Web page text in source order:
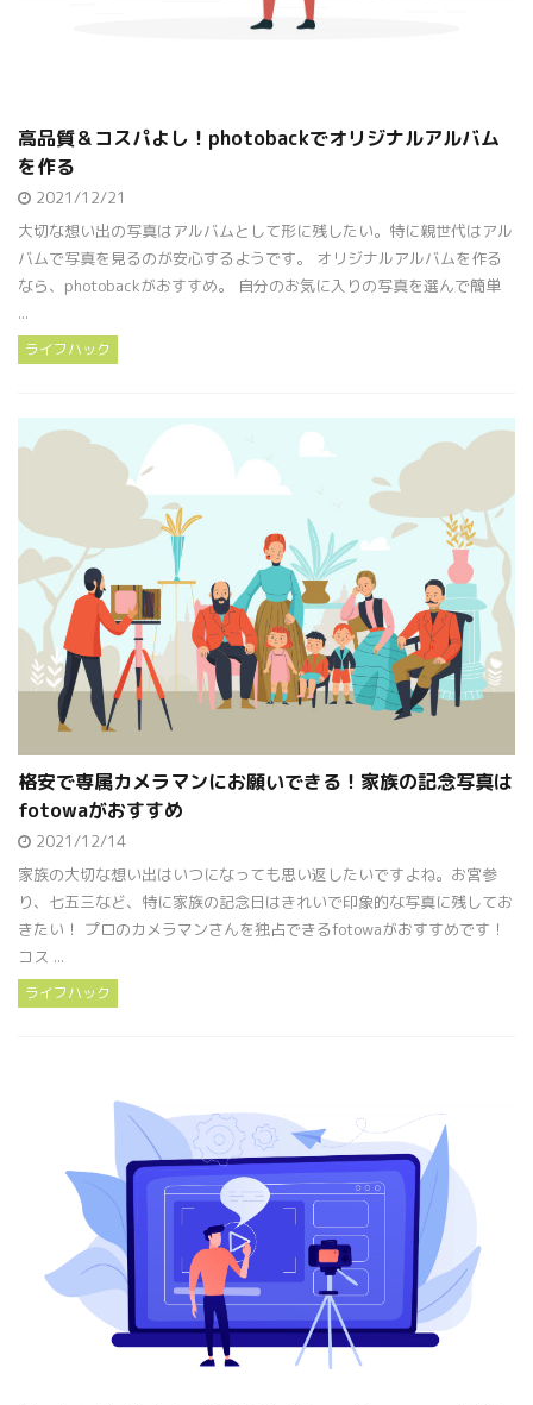
高品質＆コスパよし！photobackでオリジナルアルバム
を作る
2021/12/21
大切な想い出の写真はアルバムとして形に残したい。特に親世代はアル
バムで写真を見るのが安心するようです。 オリジナルアルバムを作る
なら、photobackがおすすめ。 自分のお気に入りの写真を選んで簡単
...
ライフハック
格安で専属カメラマンにお願いできる！家族の記念写真は
fotowaがおすすめ
2021/12/14
家族の大切な想い出はいつになっても思い返したいですよね。お宮参
り、七五三など、特に家族の記念日はきれいで印象的な写真に残してお
きたい！ プロのカメラマンさんを独占できるfotowaがおすすめです！
コス ...
ライフハック